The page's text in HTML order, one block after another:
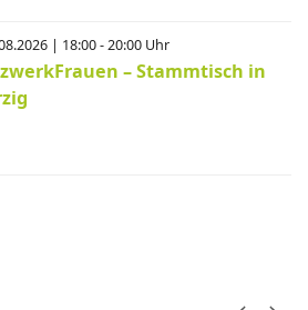
| 18:00 - 20:00 Uhr
– Stammtisch in